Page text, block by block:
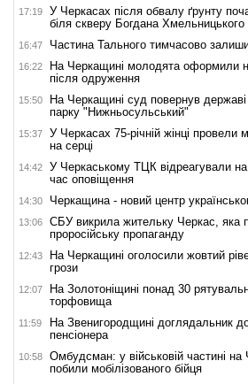
17:19
У Черкасах після обвалу ґрунту
біля скверу Богдана Хмельницького
16:47 Частина Тального тимчасово
16:22
На Черкащині молодята оформили
після одруження
15:50
На Черкащині суд повернув державі
парку "Нижньосульський"
15:37
У Черкасах 75-річній жінці провели
на серці
14:42
У Черкаському ТЦК відреагували на
час оповіщення
14:30 Черкащина - новий центр
13:06
СБУ викрила жительку Черкас, яка
проросійську пропаганду
12:43
На Черкащині оголосили жовтий
грози
12:07
На Золотоніщині понад 30
торфовища
11:59
На Звенигородщині доглядальник
пенсіонера
10:58
Омбудсман: у військовій частині
побили мобілізованого бійця